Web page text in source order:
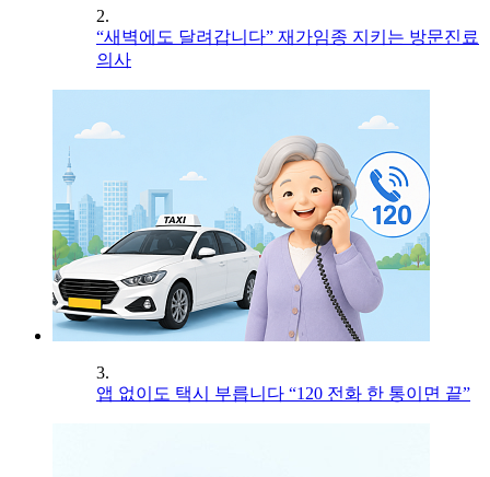
2.
“새벽에도 달려갑니다” 재가임종 지키는 방문진료
의사
3.
앱 없이도 택시 부릅니다 “120 전화 한 통이면 끝”